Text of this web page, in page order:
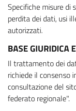
Specifiche misure di
perdita dei dati, usi
autorizzati.
BASE GIURIDICA
Il trattamento dei
richiede il consenso
consultazione del
federato regionale".